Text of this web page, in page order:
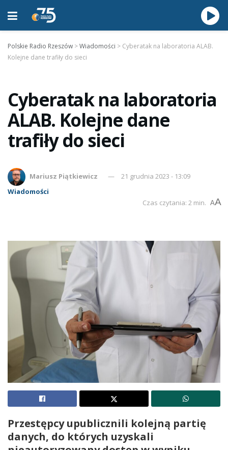
Polskie Radio Rzeszów >Wiadomości > Cyberatak na laboratoria ALAB.
Kolejne dane trafiły do sieci
Cyberatak na laboratoria
ALAB. Kolejne dane
trafiły do sieci
Mariusz Piątkiewicz
21 grudnia 2023 - 13:09
Wiadomości
Czas czytania: 2 min. AA
Przestępcy upublicznili kolejną partię
danych, do których uzyskali